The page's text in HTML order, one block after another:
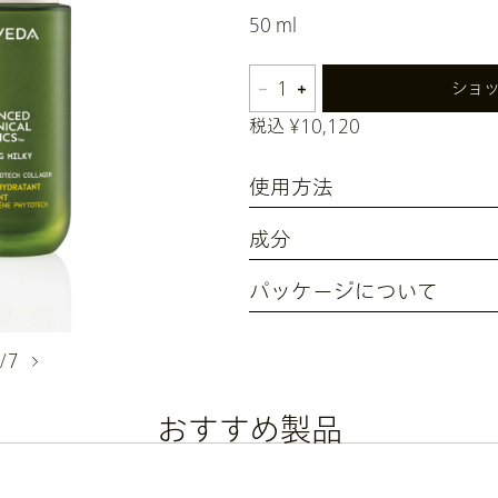
7
50 ml
1 ショ
税込 ¥10,120
使用方法
成分
パッケージについて
おすすめ製品